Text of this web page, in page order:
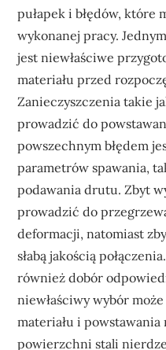
pułapek i błędów, które
wykonanej pracy.
jest niewłaściwe
materiału przed
Zanieczyszczenia takie
prowadzić do
powszechnym błędem
parametrów spawania,
podawania drutu. Zbyt
prowadzić do
deformacji, natomiast
słabą jakością
również dobór
niewłaściwy wybór
materiału i
powierzchni stali